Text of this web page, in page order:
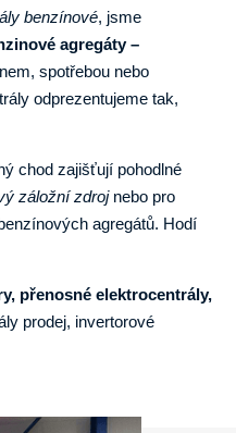
benzínové, jsme
agregáty –
spotřebou nebo
odprezentujeme tak,
chod zajišťují pohodlné
záložní zdrojnebo pro
agregátů. Hodí
přenosné elektrocentrály,
prodej, invertorové